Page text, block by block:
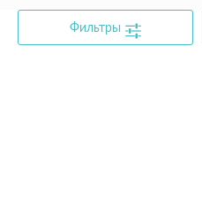
Фильтры